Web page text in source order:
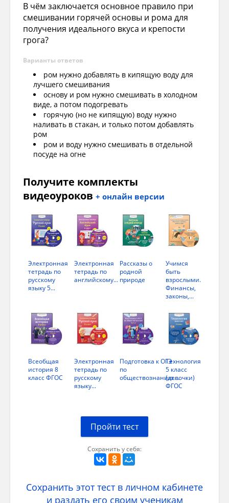
В чём заключается основное правило при
смешивании горячей основы и рома для
получения идеального вкуса и крепости
грога?
Варианты ответов
ром нужно добавлять в кипящую воду для
лучшего смешивания
основу и ром нужно смешивать в холодном
виде, а потом подогревать
горячую (но не кипящую) воду нужно
наливать в стакан, и только потом добавлять
ром
ром и воду нужно смешивать в отдельной
посуде на огне
Получите комплекты
видеоуроков + онлайн версии
Электронная
тетрадь по
русскому
языку 5...
Электронная
тетрадь по
английскому...
Рассказы о
родной
природе
Учимся
быть
взрослыми.
Финансы,
законы,...
Всеобщая
история 8
класс ФГОС
Электронная
тетрадь по
русскому
языку...
Подготовка к ОГЭ
по
обществознанию....
Технология
5 класс
(девочки)
ФГОС
Пройти тест
Сохранить у себя:
Сохранить этот тест в личном кабинете
и раздать его своим ученикам